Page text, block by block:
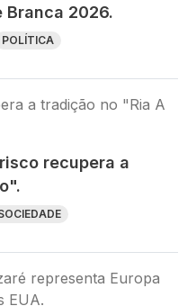
Branca 2026.
POLÍTICA
recupera a